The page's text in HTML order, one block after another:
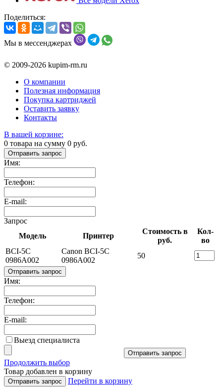
Поделиться:
Мы в мессенджерах
© 2009-2026 kupim-rm.ru
О компании
Полезная информация
Покупка картриджей
Оставить заявку
Контакты
В вашей корзине:
0 товара на сумму 0 руб.
Отправить запрос
Имя:
Телефон:
E-mail:
Запрос
Модель
Принтер
Стоимость в
руб.
Кол-
во
BCI-5C
0986A002
Canon BCI-5C
0986A002
50
Отправить запрос
Имя:
Телефон:
E-mail:
Выезд специалиста
Отправить запрос
Продолжить выбор
Товар добавлен в корзину
Отправить запрос
Перейти в корзину